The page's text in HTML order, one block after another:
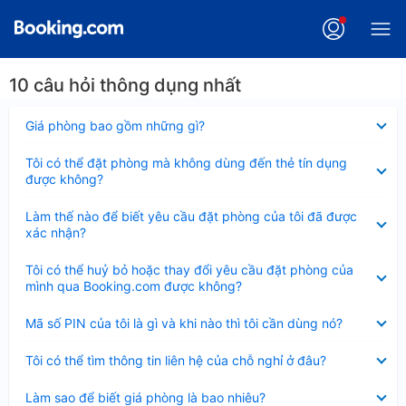
10 câu hỏi thông dụng nhất
Giá phòng bao gồm những gì?
thu
Tôi có thể đặt phòng mà không dùng đến thẻ tín dụng
được không?
thu
gọn
Làm thế nào để biết yêu cầu đặt phòng của tôi đã được
xác nhận?
thu
gọn
Tôi có thể huỷ bỏ hoặc thay đổi yêu cầu đặt phòng của
mình qua Booking.com được không?
thu
gọn
Mã số PIN của tôi là gì và khi nào thì tôi cần dùng nó?
thu
Tôi có thể tìm thông tin liên hệ của chỗ nghỉ ở đâu?
thu
Làm sao để biết giá phòng là bao nhiêu?
thu